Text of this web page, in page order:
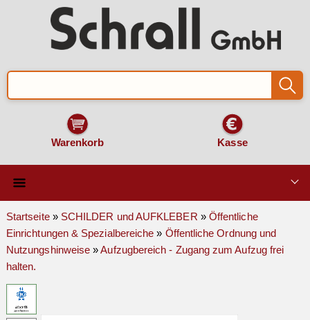
Warenkorb Kasse
Qualität & Technik
SCHILDER und AUFKLEBER
Montage & Zubehör
Startseite» SCHILDER und AUFKLEBER » Öffentliche
Einrichtungen & Spezialbereiche » Öffentliche Ordnung und
Nutzungshinweise »Aufzugbereich - Zugang zum Aufzug frei
halten.